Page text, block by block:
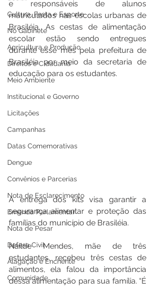
Cultura, Festa e Esporte
No Gabinete
Agricultura e Produção
Direitos e Cidadania
Meio Ambiente
Institucional e Governo
Licitações
Campanhas
Datas Comemorativas
Dengue
Convênios e Parcerias
Nota de Esclarecimento
Emenda Parlamentar
Nota de Pesar
Defesa Civil
Alagação e Enchente
Comunidade
e responsáveis de alunos
matriculados nas escolas urbanas de
Brasiléia. As cestas de alimentação
escolar estão sendo entregues
durante esse mês pela prefeitura de
Brasiléia por meio da secretaria de
educação para os estudantes.
A entrega dos kits visa garantir a
segurança alimentar e proteção das
famílias do município de Brasiléia.
Nailde Mendes, mãe de três
estudantes, recebeu três cestas de
alimentos, ela falou da importância
dessa alimentação para sua família. “É